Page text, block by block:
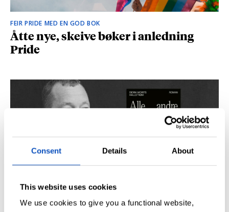
Consent Details About
This website uses cookies
We use cookies to give you a functional website,
FEIR PRIDE MED EN GOD BOK
Åtte nye, skeive bøker i anledning
Pride
SÅ DU NRK-DOKUMENTAREN «AGENTEN»?
Didrik M. Hallstrøm: – Alt det med CIA